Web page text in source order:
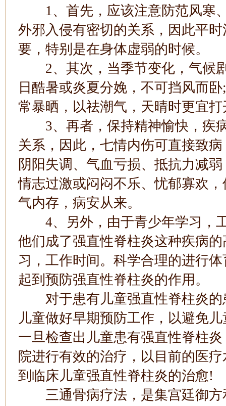
1、首先，应该注意防范风寒
外邪入侵有密切的关系，因此平
要，特别是在身体虚弱的时候。
2、其次，当季节变化，气候
日酷暑或炎夏分娩，不可挡风而
常暴晒，以祛潮气，天晴时更宜
3、再者，保持精神愉快，疾
关系，因此，七情内伤可直接致
阴阳失调、气血亏损、抵抗力减
情志过激或闷闷不乐、忧郁寡欢
气内存，病安从来。
4、另外，由于青少年学习，
他们成了强直性脊柱炎这种疾病
习，工作时间。科学合理的进行
起到预防强直性脊柱炎的作用。
对于患有儿童强直性脊柱炎的
儿童做好早期预防工作，以避免
一旦检查出儿童患有强直性脊柱
院进行有效的治疗，以目前的医
到临床儿童强直性脊柱炎的治愈!
三通骨病疗法，是集宫廷御方